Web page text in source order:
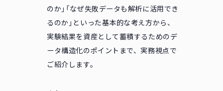
のか」「なぜ失敗データも解析に活用でき
るのか」といった基本的な考え方から、
実験結果を資産として蓄積するためのデ
ータ構造化のポイントまで、実務視点で
ご紹介します。